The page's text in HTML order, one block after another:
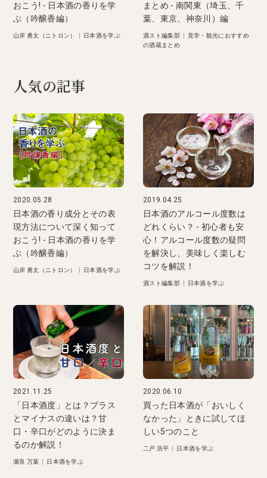
おこう! - 日本酒の香りを学
ぶ（吟醸香編）
山岸 勇太（ニトロン） 日本酒を学ぶ
まとめ - 南関東（埼玉、千
葉、東京、神奈川）編
酒スト編集部
見学・観光におすすめ
の酒蔵まとめ
人気の記事
2020.05.28
日本酒の香り成分とその表
現方法について深く知って
おこう! - 日本酒の香りを学
ぶ（吟醸香編）
山岸 勇太（ニトロン） 日本酒を学ぶ
2019.04.25
日本酒のアルコール度数は
どれくらい？ - 初心者も安
心！アルコール度数の疑問
を解決し、美味しく楽しむ
コツを解説！
酒スト編集部 日本酒を学ぶ
2021.11.25
「日本酒度」とは？プラス
とマイナスの違いは？甘
口・辛口がどのように決ま
るのか解説！
瀬良 万葉 日本酒を学ぶ
2020.06.10
買った日本酒が「おいしく
なかった」ときに試してほ
しい5つのこと
二戸 浩平 日本酒を学ぶ